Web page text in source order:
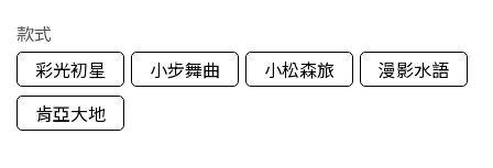
款式
彩光初星
小步舞曲 小松森旅
漫影水語
肯亞大地